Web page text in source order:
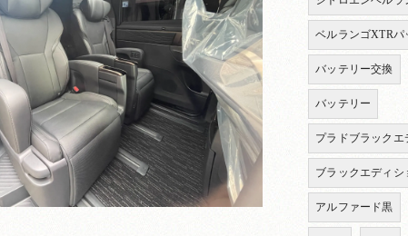
ベルランゴXTRパ
バッテリー交換
バッテリー
プラドブラックエ
ブラックエディ
アルファード黒